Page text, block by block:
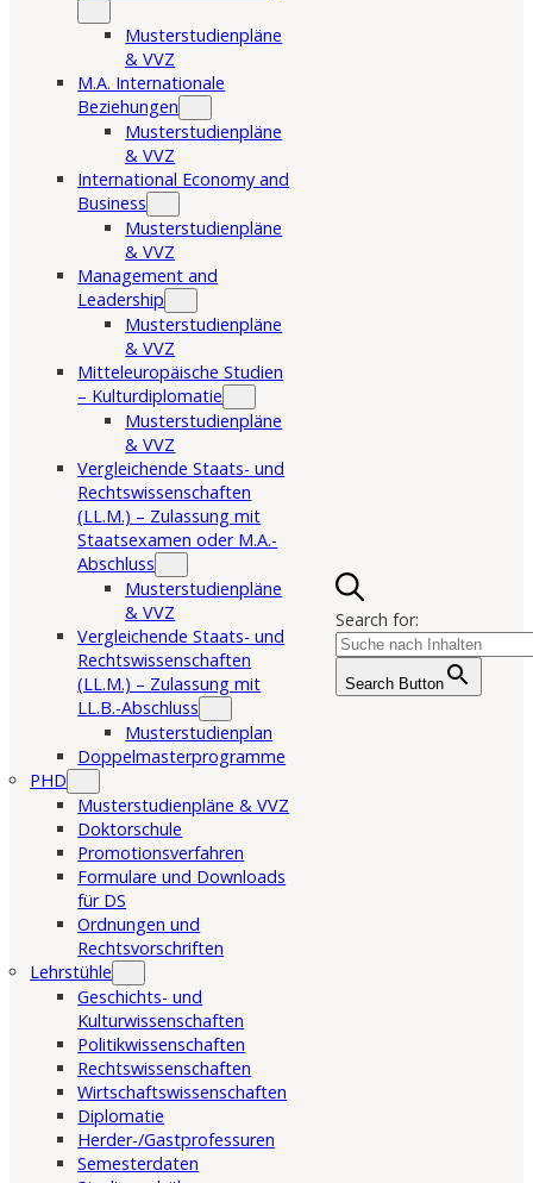
Musterstudienpläne
& VVZ
M.A. Internationale
Beziehungen
Musterstudienpläne
& VVZ
International Economy and
Business
Musterstudienpläne
& VVZ
Management and
Leadership
Musterstudienpläne
& VVZ
Mitteleuropäische Studien
– Kulturdiplomatie
Musterstudienpläne
& VVZ
Vergleichende Staats- und
Rechtswissenschaften
(LL.M.) – Zulassung mit
Staatsexamen oder M.A.-
Abschluss
Musterstudienpläne
& VVZ
Vergleichende Staats- und
Rechtswissenschaften
(LL.M.) – Zulassung mit
LL.B.-Abschluss
Musterstudienplan
Doppelmasterprogramme
PHD
Musterstudienpläne & VVZ
Doktorschule
Promotionsverfahren
Formulare und Downloads
für DS
Ordnungen und
Rechtsvorschriften
Lehrstühle
Geschichts- und
Kulturwissenschaften
Politikwissenschaften
Rechtswissenschaften
Wirtschaftswissenschaften
Diplomatie
Herder-/Gastprofessuren
Semesterdaten
Search for:
Search Button